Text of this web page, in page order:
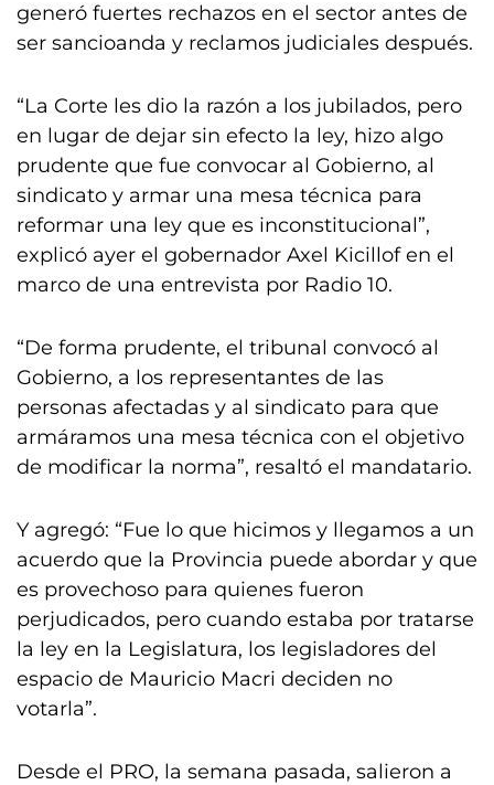
generó fuertes rechazos en el sector antes de
ser sancioanda y reclamos judiciales después.
“La Corte les dio la razón a los jubilados, pero
en lugar de dejar sin efecto la ley, hizo algo
prudente que fue convocar al Gobierno, al
sindicato y armar una mesa técnica para
reformar una ley que es inconstitucional”,
explicó ayer el gobernador Axel Kicillof en el
marco de una entrevista por Radio 10.
“De forma prudente, el tribunal convocó al
Gobierno, a los representantes de las
personas afectadas y al sindicato para que
armáramos una mesa técnica con el objetivo
de modificar la norma”, resaltó el mandatario.
Y agregó: “Fue lo que hicimos y llegamos a un
acuerdo que la Provincia puede abordar y que
es provechoso para quienes fueron
perjudicados, pero cuando estaba por tratarse
la ley en la Legislatura, los legisladores del
espacio de Mauricio Macri deciden no
votarla”.
Desde el PRO, la semana pasada, salieron a